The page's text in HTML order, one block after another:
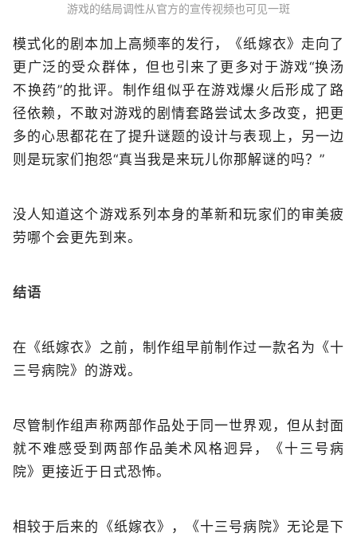
游戏的结局调性从官方的宣传视频也可见一斑
模式化的剧本加上高频率的发行，《纸嫁衣》走向了
更广泛的受众群体，但也引来了更多对于游戏“换汤
不换药”的批评。制作组似乎在游戏爆火后形成了路
径依赖，不敢对游戏的剧情套路尝试太多改变，把更
多的心思都花在了提升谜题的设计与表现上，另一边
则是玩家们抱怨“真当我是来玩儿你那解谜的吗？”
没人知道这个游戏系列本身的革新和玩家们的审美疲
劳哪个会更先到来。
结语
在《纸嫁衣》之前，制作组早前制作过一款名为《十
三号病院》的游戏。
尽管制作组声称两部作品处于同一世界观，但从封面
就不难感受到两部作品美术风格迥异，《十三号病
院》更接近于日式恐怖。
相较于后来的《纸嫁衣》，《十三号病院》无论是下